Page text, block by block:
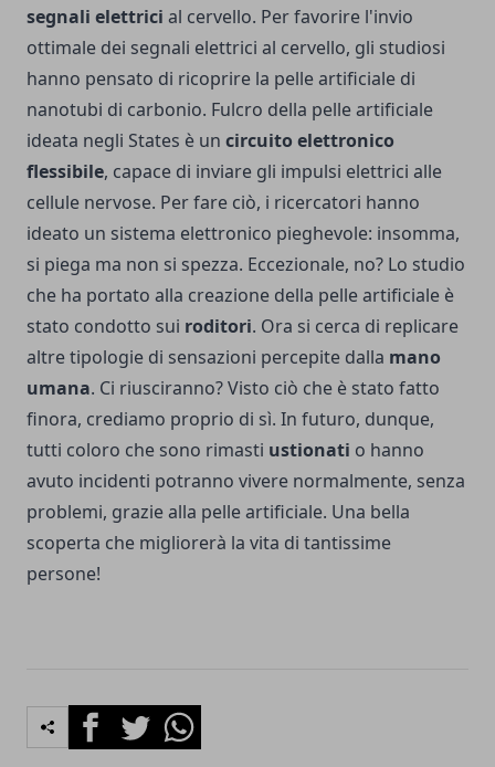
segnali elettrici al cervello. Per favorire l'invio
ottimale dei segnali elettrici al cervello, gli studiosi
hanno pensato di ricoprire la pelle artificiale di
nanotubi di carbonio. Fulcro della pelle artificiale
ideata negli States è un circuito elettronico
flessibile, capace di inviare gli impulsi elettrici alle
cellule nervose. Per fare ciò, i ricercatori hanno
ideato un sistema elettronico pieghevole: insomma,
si piega ma non si spezza. Eccezionale, no? Lo studio
che ha portato alla creazione della pelle artificiale è
stato condotto sui roditori. Ora si cerca di replicare
altre tipologie di sensazioni percepite dalla mano
umana. Ci riusciranno? Visto ciò che è stato fatto
finora, crediamo proprio di sì. In futuro, dunque,
tutti coloro che sono rimasti ustionati o hanno
avuto incidenti potranno vivere normalmente, senza
problemi, grazie alla pelle artificiale. Una bella
scoperta che migliorerà la vita di tantissime
persone!
FacebookTwitterWhatsapp